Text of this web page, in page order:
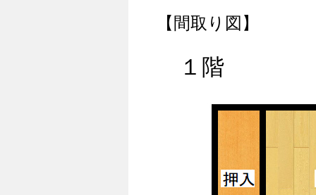
【間取り図】
１階